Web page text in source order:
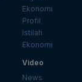
Ekonomi
Profil
Istilah
Ekonomi
Video
News